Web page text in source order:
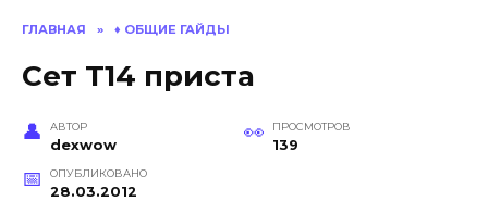
ГЛАВНАЯ » ♦️ ОБЩИЕ ГАЙДЫ
Сет Т14 приста
АВТОР
dexwow
ПРОСМОТРОВ
139
ОПУБЛИКОВАНО
28.03.2012